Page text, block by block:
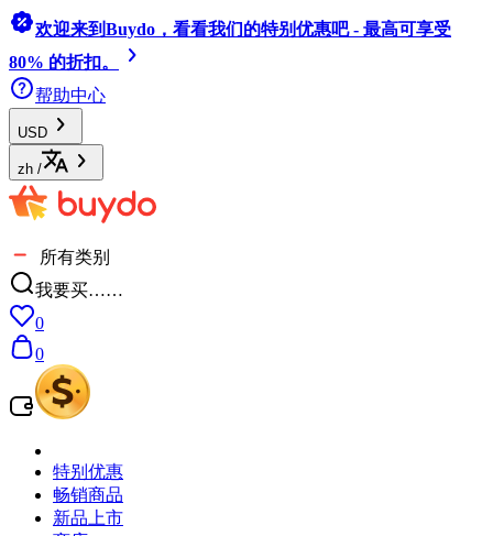
欢迎来到Buydo，看看我们的特别优惠吧 - 最高可享受
80% 的折扣。
帮助中心
USD
zh /
所有类别
我要买……
0
0
特别优惠
畅销商品
新品上市